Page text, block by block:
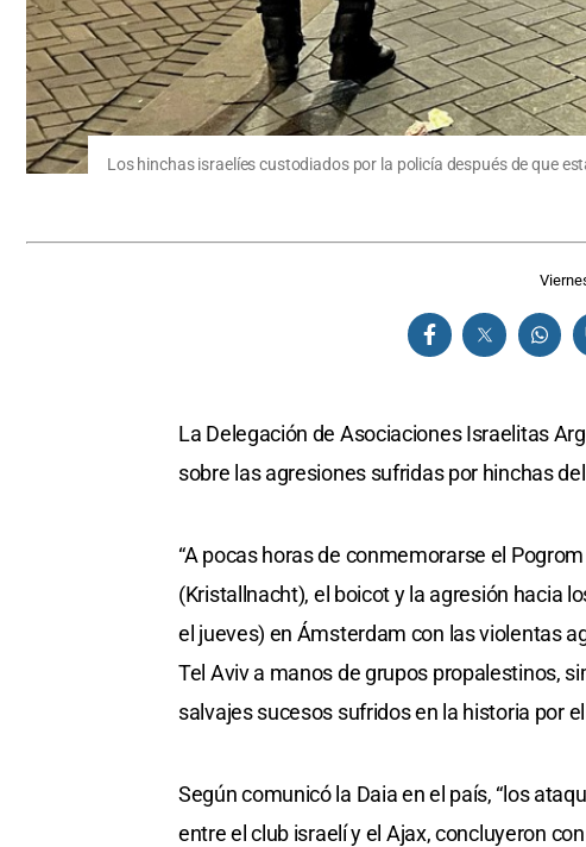
Los hinchas israelíes custodiados por la policía después de que
La Delegación de Asociaciones Israelitas
sobre las agresiones sufridas por hinchas
“A pocas horas de conmemorarse el
(Kristallnacht), el boicot y la agresión hacia
el jueves) en Ámsterdam con las violentas
Tel Aviv a manos de grupos propalestinos,
salvajes sucesos sufridos en la historia por
Según comunicó la Daia en el país, “los
entre el club israelí y el Ajax, concluyeron